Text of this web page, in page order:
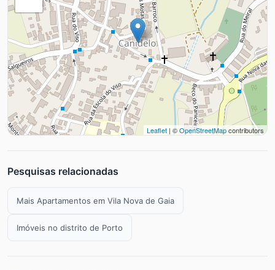
Leaflet | ©OpenStreetMapcontributors
Pesquisas relacionadas
Mais Apartamentos em Vila Nova de Gaia
Imóveis no distrito de Porto